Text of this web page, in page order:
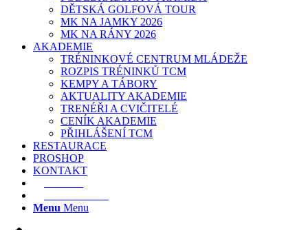
DĚTSKÁ GOLFOVÁ TOUR
MK NA JAMKY 2026
MK NA RÁNY 2026
AKADEMIE
TRÉNINKOVÉ CENTRUM MLÁDEŽE
ROZPIS TRÉNINKŮ TCM
KEMPY A TÁBORY
AKTUALITY AKADEMIE
TRENÉŘI A CVIČITELÉ
CENÍK AKADEMIE
PŘIHLÁŠENÍ TCM
RESTAURACE
PROSHOP
KONTAKT
Menu Menu